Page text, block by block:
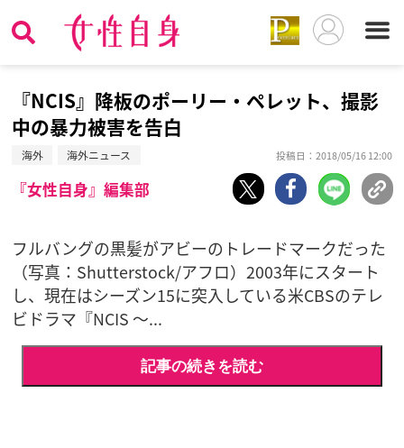
『NCIS』降板のポーリー・ペレット、撮影
中の暴力被害を告白
海外 海外ニュース 投稿日：2018/05/16 12:00
『女性自身』編集部
フルバングの黒髪がアビーのトレードマークだった
（写真：Shutterstock/アフロ）2003年にスタート
し、現在はシーズン15に突入している米CBSのテレ
ビドラマ『NCIS 〜...
記事の続きを読む